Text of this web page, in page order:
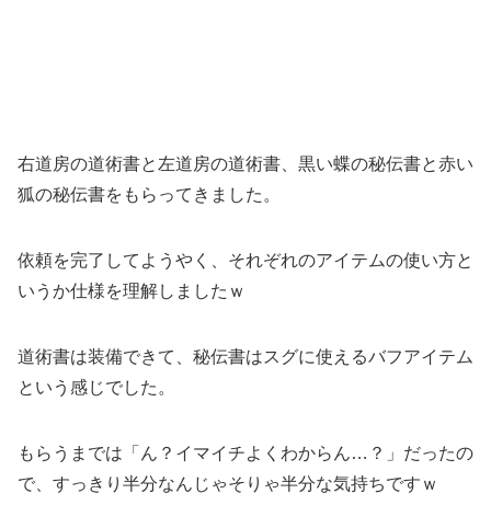
右道房の道術書と左道房の道術書、黒い蝶の秘伝書と赤い
狐の秘伝書をもらってきました。
依頼を完了してようやく、それぞれのアイテムの使い方と
いうか仕様を理解しましたｗ
道術書は装備できて、秘伝書はスグに使えるバフアイテム
という感じでした。
もらうまでは「ん？イマイチよくわからん…？」だったの
で、すっきり半分なんじゃそりゃ半分な気持ちですｗ